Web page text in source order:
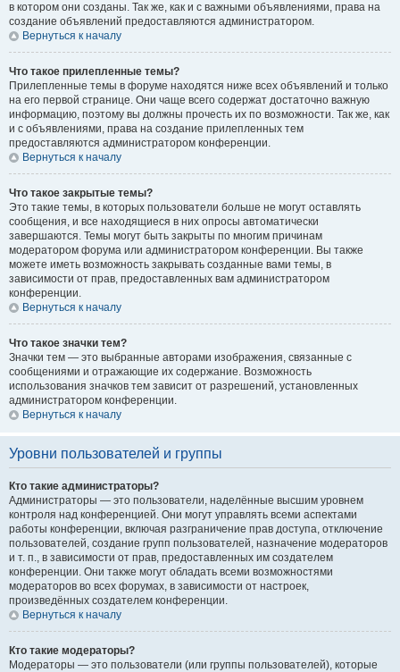
в котором они созданы. Так же, как и с важными объявлениями, права на
создание объявлений предоставляются администратором.
Вернуться к началу
Что такое прилепленные темы?
Прилепленные темы в форуме находятся ниже всех объявлений и только
на его первой странице. Они чаще всего содержат достаточно важную
информацию, поэтому вы должны прочесть их по возможности. Так же, как
и с объявлениями, права на создание прилепленных тем
предоставляются администратором конференции.
Вернуться к началу
Что такое закрытые темы?
Это такие темы, в которых пользователи больше не могут оставлять
сообщения, и все находящиеся в них опросы автоматически
завершаются. Темы могут быть закрыты по многим причинам
модератором форума или администратором конференции. Вы также
можете иметь возможность закрывать созданные вами темы, в
зависимости от прав, предоставленных вам администратором
конференции.
Вернуться к началу
Что такое значки тем?
Значки тем — это выбранные авторами изображения, связанные с
сообщениями и отражающие их содержание. Возможность
использования значков тем зависит от разрешений, установленных
администратором конференции.
Вернуться к началу
Уровни пользователей и группы
Кто такие администраторы?
Администраторы — это пользователи, наделённые высшим уровнем
контроля над конференцией. Они могут управлять всеми аспектами
работы конференции, включая разграничение прав доступа, отключение
пользователей, создание групп пользователей, назначение модераторов
и т. п., в зависимости от прав, предоставленных им создателем
конференции. Они также могут обладать всеми возможностями
модераторов во всех форумах, в зависимости от настроек,
произведённых создателем конференции.
Вернуться к началу
Кто такие модераторы?
Модераторы — это пользователи (или группы пользователей), которые